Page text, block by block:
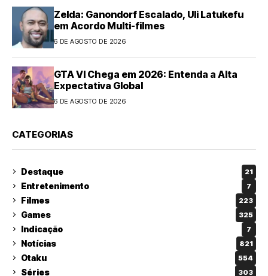
Zelda: Ganondorf Escalado, Uli Latukefu
em Acordo Multi-filmes
6 DE AGOSTO DE 2026
GTA VI Chega em 2026: Entenda a Alta
Expectativa Global
6 DE AGOSTO DE 2026
CATEGORIAS
Destaque 21
Entretenimento 7
Filmes 223
Games 325
Indicação 7
Notícias 821
Otaku 554
Séries 303